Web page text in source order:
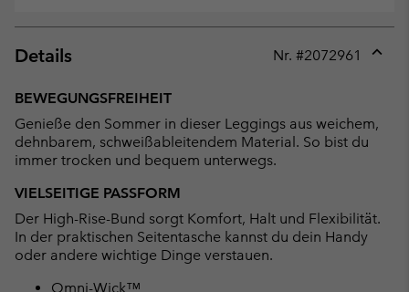
Details Nr. #2072961
BEWEGUNGSFREIHEIT
Genieße den Sommer in dieser Leggings aus weichem,
dehnbarem, schweißableitendem Material. So bist du
immer trocken und bequem unterwegs.
VIELSEITIGE PASSFORM
Der High-Rise-Bund sorgt Komfort, Halt und Flexibilität.
In der praktischen Seitentasche kannst du dein Handy
oder andere wichtige Dinge verstauen.
Omni-Wick™